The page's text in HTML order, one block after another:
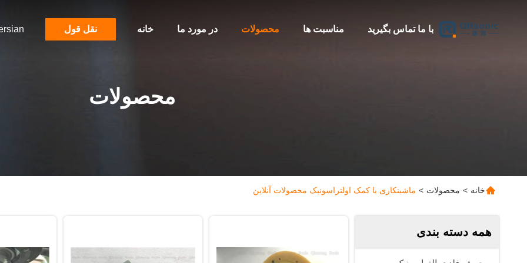
خانه در مورد ما محصولات مناسبت ها با ما تماس بگیرید نقل قول
محصولات
خانه > محصولات > ماشینکاری با کمک اولتراسونیک محصولات آنلاین
همه دسته بندی